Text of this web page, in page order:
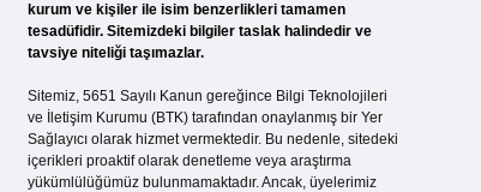
kurum ve kişiler ile isim benzerlikleri tamamen
tesadüfidir. Sitemizdeki bilgiler taslak halindedir ve
tavsiye niteliği taşımazlar.
Sitemiz, 5651 Sayılı Kanun gereğince Bilgi Teknolojileri
ve İletişim Kurumu (BTK) tarafından onaylanmış bir Yer
Sağlayıcı olarak hizmet vermektedir. Bu nedenle, sitedeki
içerikleri proaktif olarak denetleme veya araştırma
yükümlülüğümüz bulunmamaktadır. Ancak, üyelerimiz